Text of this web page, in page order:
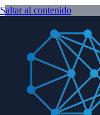
Saltar al contenido